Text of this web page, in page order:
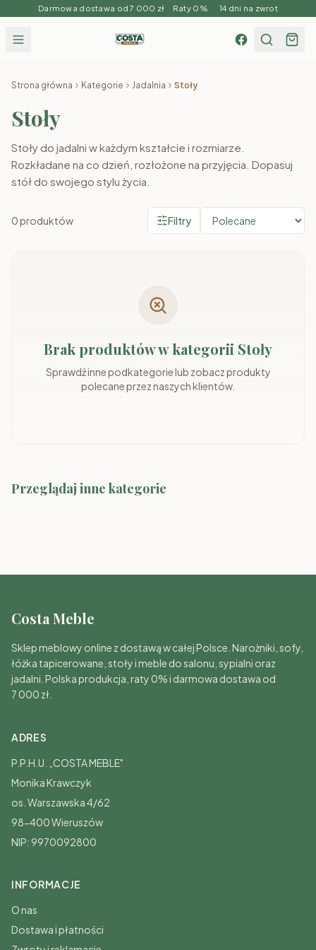
Darmowa dostawa od 7 000 zł Raty 0% 14 dni na zwrot
Strona główna Kategorie Jadalnia Stoły
Stoły
Stoły do jadalni w każdym kształcie i rozmiarze.
Rozkładane na co dzień, rozłożone na przyjęcia. Dopasuj
stół do swojego stylu życia.
0produktów Filtry
Brak produktów w kategorii Stoły
Sprawdź inne podkategorie lub zobacz produkty
polecane przez naszych klientów.
Przeglądaj inne kategorie
Krzesła
Costa Meble
Sklep meblowy online z dostawą w całej Polsce. Narożniki, sofy,
łóżka tapicerowane, stoły i meble do salonu, sypialni oraz
jadalni. Polska produkcja, raty 0% i darmowa dostawa od
7 000 zł.
ADRES
P.P.H.U. „COSTA MEBLE"
Monika Krawczyk
os. Warszawska 4/62
98-400 Wieruszów
NIP: 9970092800
INFORMACJE
O nas
Dostawa i płatności